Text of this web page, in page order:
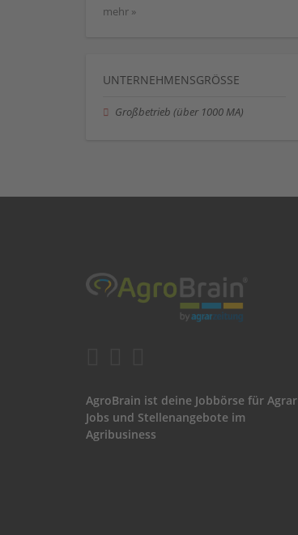
mehr »
UNTERNEHMENSGRÖSSE
Großbetrieb (über 1000 MA)
AgroBrain ist deine Jobbörse für Agrar
Jobs und Stellenangebote im
Agribusiness